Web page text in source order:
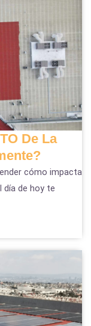
De La
cómo impacta
día de hoy te